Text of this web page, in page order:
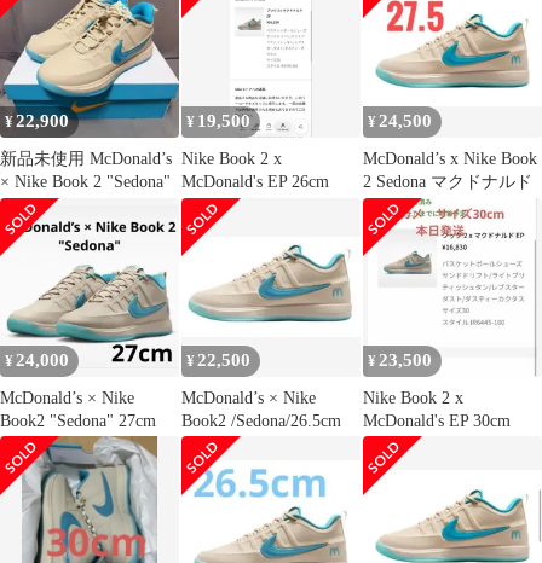
¥22,900
新品未使用 McDonald’s
× Nike Book 2 "Sedona"
¥ 19,500
Nike Book 2 x
McDonald's EP 26cm
¥24,500
McDonald’s x Nike Book
2 Sedona マクドナルド
¥ 24,000
McDonald’s × Nike
Book2 "Sedona" 27cm
¥ 22,500
McDonald’s × Nike
Book2 /Sedona/26.5cm
¥ 23,500
Nike Book 2 x
McDonald's EP 30cm